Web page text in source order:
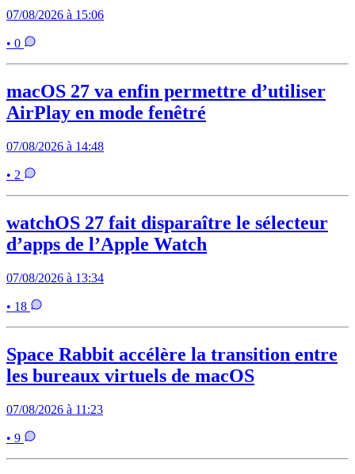
07/08/2026 à 15:06
• 0
macOS 27 va enfin permettre d’utiliser
AirPlay en mode fenêtré
07/08/2026 à 14:48
• 2
watchOS 27 fait disparaître le sélecteur
d’apps de l’Apple Watch
07/08/2026 à 13:34
• 18
Space Rabbit accélère la transition entre
les bureaux virtuels de macOS
07/08/2026 à 11:23
• 9